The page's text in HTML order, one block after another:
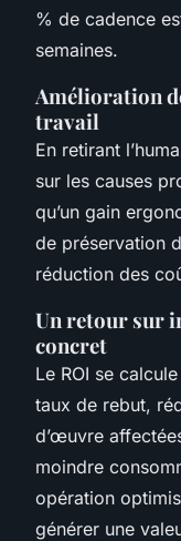
% de cadence
semaines.
Amélioration
travail
En retirant
sur les causes
qu’un gain
de préservation
réduction des
Un retour sur
concret
Le ROI se
taux de rebut,
d’œuvre
moindre
opération
générer une